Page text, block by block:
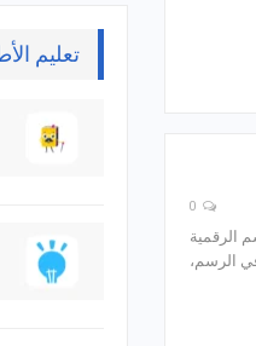
الرقمية
الرسم،
تعليم